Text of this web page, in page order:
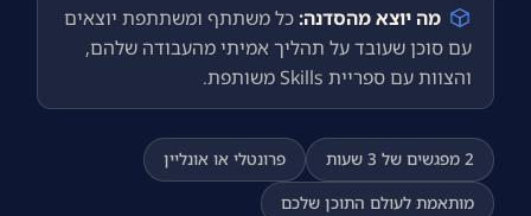
מה יוצא מהסדנה:כל משתתף ומשתתפת יוצאים
עם סוכן שעובד על תהליך אמיתי מהעבודה שלהם,
והצוות עם ספריית Skills משותפת.
2 מפגשים של 3 שעות
פרונטלי או אונליין
מותאמת לעולם התוכן שלכם